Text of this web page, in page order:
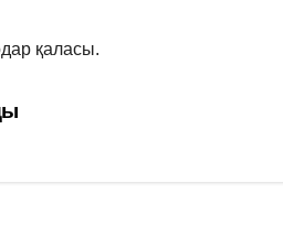
қаласы.